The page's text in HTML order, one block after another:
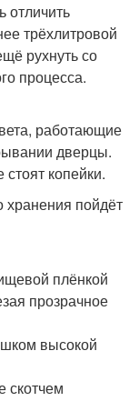
отличить
трёхлитровой
рухнуть со
процесса.
работающие
дверцы.
копейки.
пойдёт
плёнкой
прозрачное
высокой
скотчем